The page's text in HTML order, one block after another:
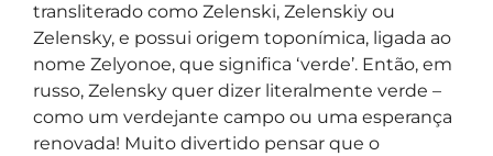
transliterado como Zelenski, Zelenskiy ou
Zelensky, e possui origem toponímica, ligada ao
nome Zelyonoe, que significa ‘verde’. Então, em
russo, Zelensky quer dizer literalmente verde –
como um verdejante campo ou uma esperança
renovada! Muito divertido pensar que o